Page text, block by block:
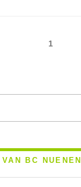
1
BC NUENEN